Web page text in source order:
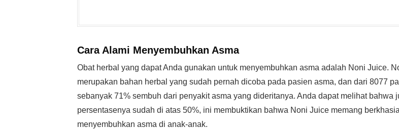
Cara Alami Menyembuhkan Asma
Obat herbal yang dapat Anda gunakan untuk menyembuhkan asma adalah Noni Juice.
merupakan bahan herbal yang sudah pernah dicoba pada pasien asma, dan dari 8077
sebanyak 71% sembuh dari penyakit asma yang dideritanya. Anda dapat melihat bahwa
persentasenya sudah di atas 50%, ini membuktikan bahwa Noni Juice memang
menyembuhkan asma di anak-anak.